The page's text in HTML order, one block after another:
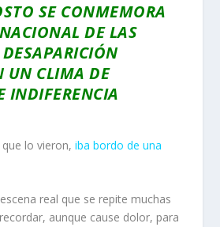
SE CONMEMORA
DE LAS
UN CLIMA DE
INDIFERENCIA
lo vieron, iba bordo de una
real que se repite muchas
aunque cause dolor, para